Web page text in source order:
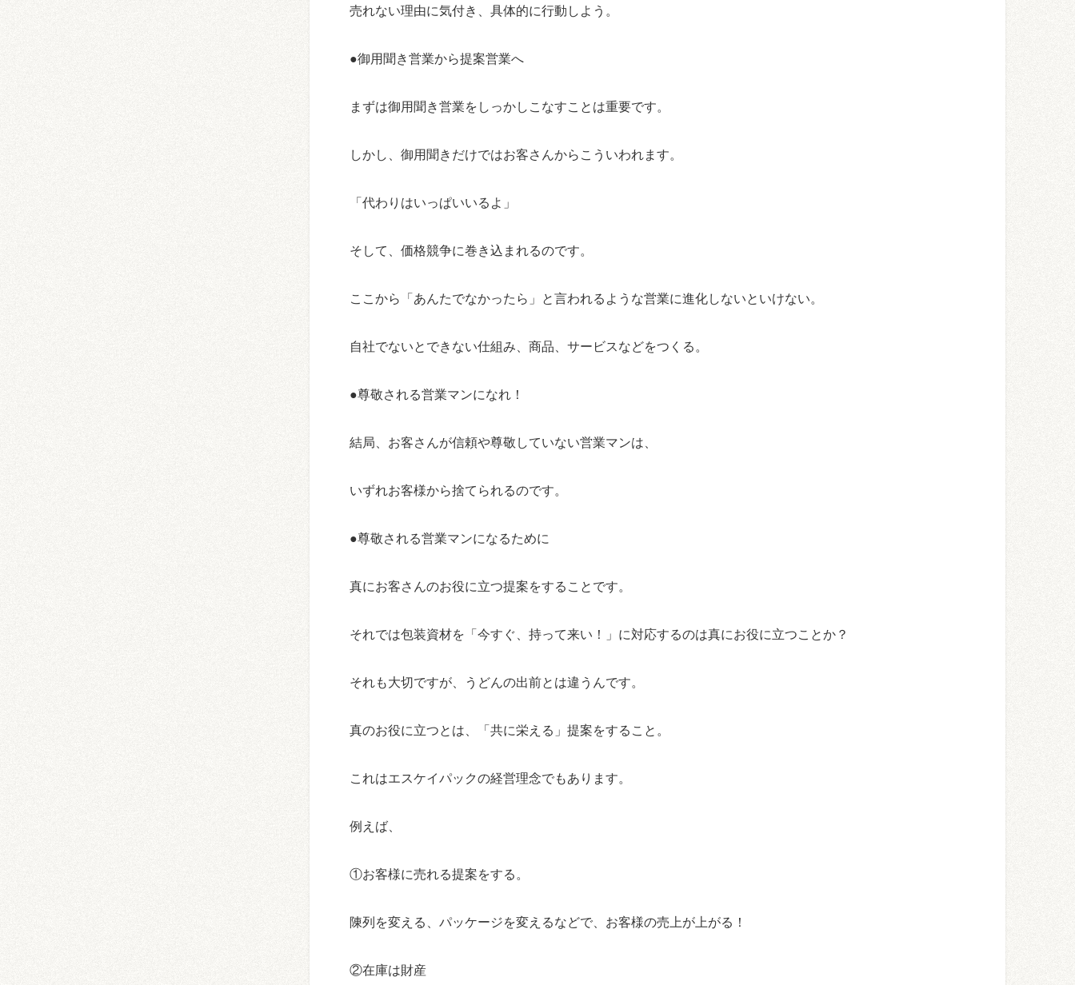
売れない理由に気付き、具体的に行動しよう。
●御用聞き営業から提案営業へ
まずは御用聞き営業をしっかしこなすことは重要です。
しかし、御用聞きだけではお客さんからこういわれます。
「代わりはいっぱいいるよ」
そして、価格競争に巻き込まれるのです。
ここから「あんたでなかったら」と言われるような営業に進化しないといけない。
自社でないとできない仕組み、商品、サービスなどをつくる。
●尊敬される営業マンになれ！
結局、お客さんが信頼や尊敬していない営業マンは、
いずれお客様から捨てられるのです。
●尊敬される営業マンになるために
真にお客さんのお役に立つ提案をすることです。
それでは包装資材を「今すぐ、持って来い！」に対応するのは真にお役に立つことか？
それも大切ですが、うどんの出前とは違うんです。
真のお役に立つとは、「共に栄える」提案をすること。
これはエスケイパックの経営理念でもあります。
例えば、
①お客様に売れる提案をする。
陳列を変える、パッケージを変えるなどで、お客様の売上が上がる！
②在庫は財産